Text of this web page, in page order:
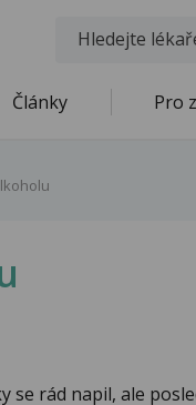
Články Pro
se rád napil, ale